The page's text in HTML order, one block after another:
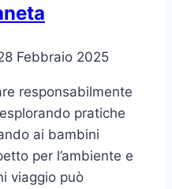
Febbraio 2025
responsabilmente
pratiche
ai bambini
per l’ambiente e
viaggio può